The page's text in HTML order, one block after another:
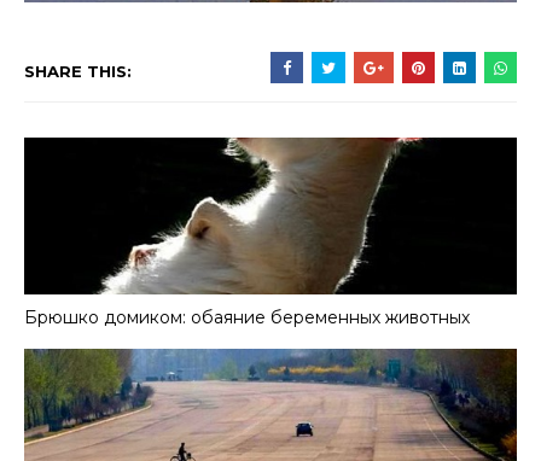
SHARE THIS:
Брюшко домиком: обаяние беременных животных